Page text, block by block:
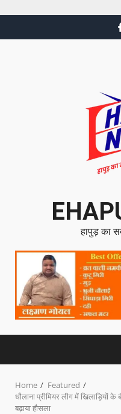
हापुड़ का
Home
Featured
धौलाना प्रीमियर लीग में खिलाड़ियों के
बढ़ाया हौसला